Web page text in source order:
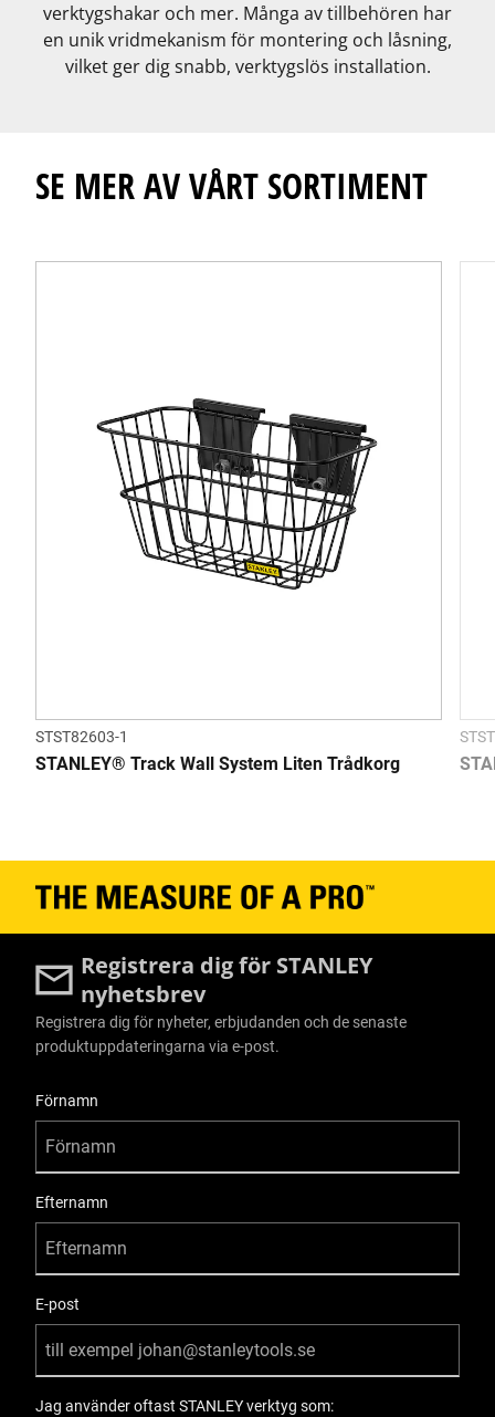
verktygshakar och mer. Många av tillbehören har
en unik vridmekanism för montering och låsning,
vilket ger dig snabb, verktygslös installation.
SE MER AV VÅRT SORTIMENT
STST82603-1
STANLEY® Track Wall System Liten Trådkorg
Registrera dig för STANLEY
nyhetsbrev
Registrera dig för nyheter, erbjudanden och de senaste
produktuppdateringarna via e-post.
Förnamn
Efternamn
E-post
Jag använder oftast STANLEY verktyg som: